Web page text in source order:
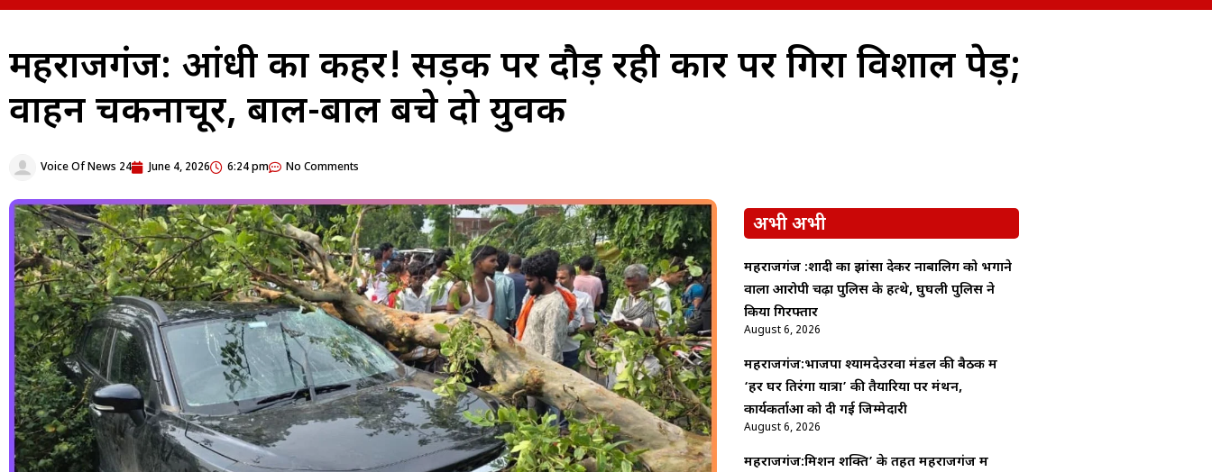
महराजगंज: आंधी का कहर! सड़क पर दौड़ रही कार पर गिरा विशाल पेड़;
वाहन चकनाचूर, बाल-बाल बचे दो युवक
Voice Of News 24 June 4, 2026 6:24 pm No Comments
अभी अभी
महराजगंज :शादी का झांसा देकर नाबालिग को भगाने
वाला आरोपी चढ़ा पुलिस के हत्थे, घुघली पुलिस ने
किया गिरफ्तार
August 6, 2026
महराजगंज:भाजपा श्यामदेउरवा मंडल की बैठक में
‘हर घर तिरंगा यात्रा’ की तैयारियों पर मंथन,
कार्यकर्ताओं को दी गई जिम्मेदारी
August 6, 2026
महराजगंज:मिशन शक्ति’ के तहत महराजगंज में